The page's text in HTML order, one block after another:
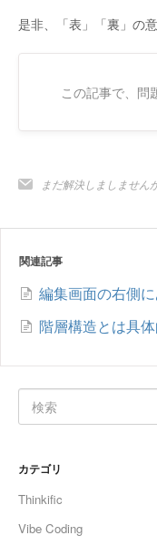
是非、「表」「裏」の
この記事で、問
まだ解決しましません
関連記事
編集画面の右側
階層構造とは具
カテゴリ
Thinkific
Vibe Coding